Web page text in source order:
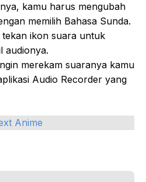
kamu harus mengubah
memilih Bahasa Sunda.
ikon suara untuk
audionya.
merekam suaranya kamu
Audio Recorder yang
Anime